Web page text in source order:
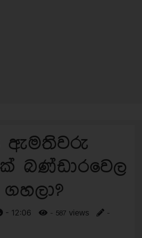
ඇමතිවරු
බණ්ඩාරවෙල
- 12:06 - 587 views
-